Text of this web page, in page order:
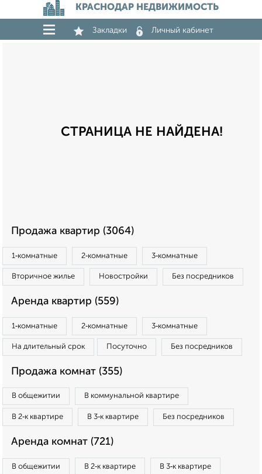
КРАСНОДАР НЕДВИЖИМОСТЬ
Закладки Личный кабинет
СТРАНИЦА НЕ НАЙДЕНА!
Продажа квартир (3064)
1‑комнатные 2‑комнатные 3‑комнатные
Вторичное жилье Новостройки Без посредников
Аренда квартир (559)
1‑комнатные 2‑комнатные 3‑комнатные
На длительный срок Посуточно Без посредников
Продажа комнат (355)
В общежитии В коммунальной квартире
В 2‑к квартире В 3‑к квартире Без посредников
Аренда комнат (721)
В общежитии В 2‑к квартире В 3‑к квартире